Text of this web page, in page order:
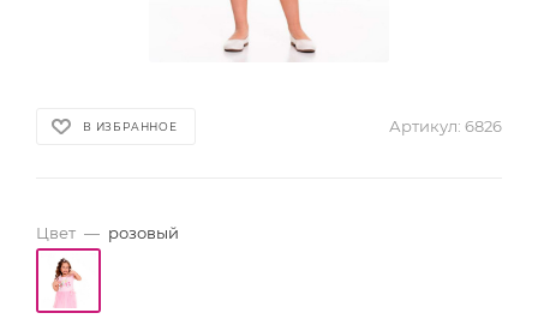
В ИЗБРАННОЕ Артикул: 6826
Цвет — розовый